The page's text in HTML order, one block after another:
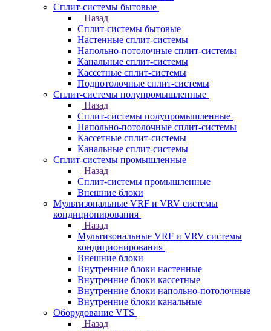
Сплит-системы бытовые
Назад
Сплит-системы бытовые
Настенные сплит-системы
Напольно-потолочные сплит-системы
Канальные сплит-системы
Кассетные сплит-системы
Подпотолочные сплит-системы
Сплит-системы полупромышленные
Назад
Сплит-системы полупромышленные
Напольно-потолочные сплит-системы
Кассетные сплит-системы
Канальные сплит-системы
Сплит-системы промышленные
Назад
Сплит-системы промышленные
Внешние блоки
Мультизональные VRF и VRV системы
кондиционирования
Назад
Мультизональные VRF и VRV системы
кондиционирования
Внешние блоки
Внутренние блоки настенные
Внутренние блоки кассетные
Внутренние блоки напольно-потолочные
Внутренние блоки канальные
Оборудование VTS
Назад